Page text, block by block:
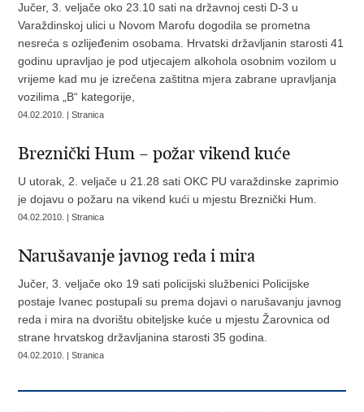
Jučer, 3. veljače oko 23.10 sati na državnoj cesti D-3 u
Varaždinskoj ulici u Novom Marofu dogodila se prometna
nesreća s ozlijeđenim osobama. Hrvatski državljanin starosti 41
godinu upravljao je pod utjecajem alkohola osobnim vozilom u
vrijeme kad mu je izrečena zaštitna mjera zabrane upravljanja
vozilima „B“ kategorije,
04.02.2010. | Stranica
Breznički Hum – požar vikend kuće
U utorak, 2. veljače u 21.28 sati OKC PU varaždinske zaprimio
je dojavu o požaru na vikend kući u mjestu Breznički Hum.
04.02.2010. | Stranica
Narušavanje javnog reda i mira
Jučer, 3. veljače oko 19 sati policijski službenici Policijske
postaje Ivanec postupali su prema dojavi o narušavanju javnog
reda i mira na dvorištu obiteljske kuće u mjestu Žarovnica od
strane hrvatskog državljanina starosti 35 godina.
04.02.2010. | Stranica